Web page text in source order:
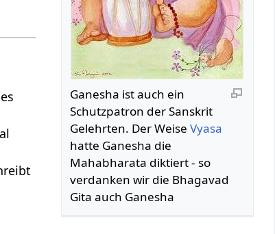
Ganesha ist auch ein
Schutzpatron der Sanskrit
Gelehrten. Der WeiseVyasa
hatte Ganesha die
Mahabharata diktiert - so
verdanken wir die Bhagavad
Gita auch Ganesha